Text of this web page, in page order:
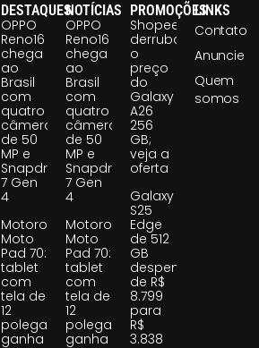
DESTAQUES
OPPO
Reno16
chega
ao
Brasil
com
quatro
câmeras
de 50
MP e
Snapdragon
7 Gen
4
Motorola
Moto
Pad 70:
tablet
com
tela de
12
polegadas
ganha
NOTÍCIAS
OPPO
Reno16
chega
ao
Brasil
com
quatro
câmeras
de 50
MP e
Snapdragon
7 Gen
4
Motorola
Moto
Pad 70:
tablet
com
tela de
12
polegadas
ganha
PROMOÇÕES
Shopee
derruba
o
preço
do
Galaxy
A26
256
GB;
veja a
oferta
Galaxy
S25
Edge
de 512
GB
despenca
de R$
8.799
para
R$
3.838
LINKS
Contato
Anuncie
Quem
somos